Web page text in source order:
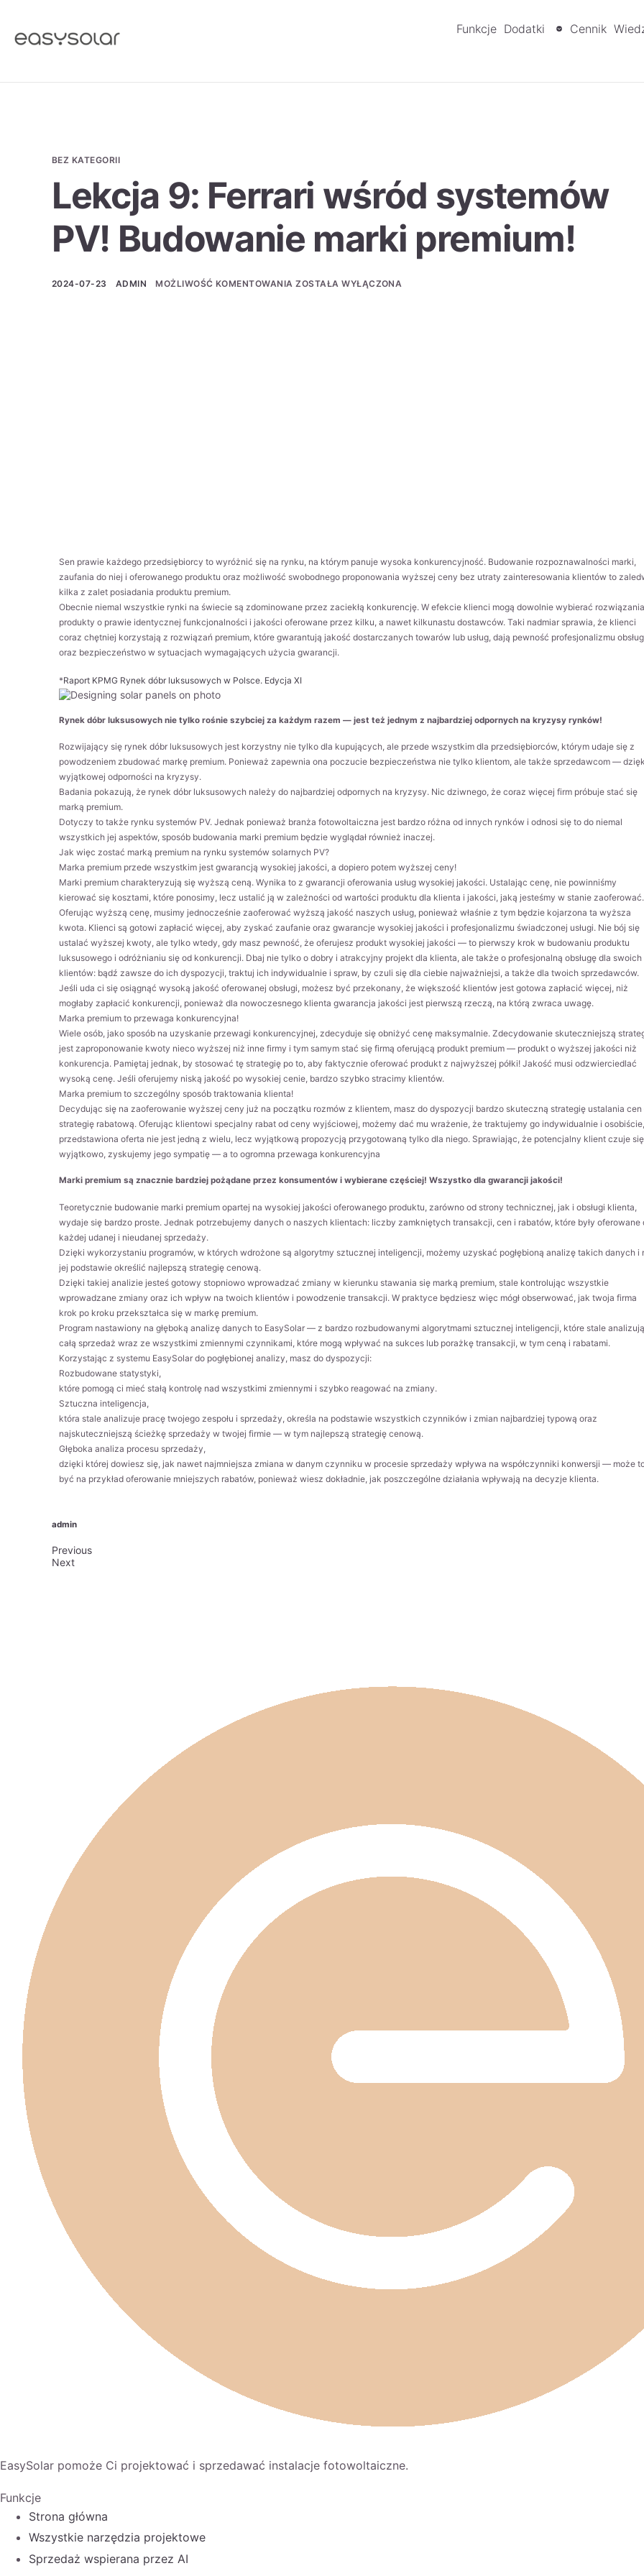
Funkcje Dodatki Cennik
BEZ KATEGORII
Lekcja 9: Ferrari wśród systemów
PV! Budowanie marki premium!
2024-07-23 ADMIN MOŻLIWOŚĆ KOMENTOWANIAZOSTAŁA WYŁĄCZONA
Sen prawie każdego przedsiębiorcy to wyróżnić się na rynku, na którym panuje wysoka konkurencyjność. Budowanie rozpoznawalności marki,
zaufania do niej i oferowanego produktu oraz możliwość swobodnego proponowania wyższej ceny bez utraty zainteresowania klientów to
kilka z zalet posiadania produktu premium.
Obecnie niemal wszystkie rynki na świecie są zdominowane przez zaciekłą konkurencję. W efekcie klienci mogą dowolnie wybierać
produkty o prawie identycznej funkcjonalności i jakości oferowane przez kilku, a nawet kilkunastu dostawców. Taki nadmiar sprawia, że klienci
coraz chętniej korzystają z rozwiązań premium, które gwarantują jakość dostarczanych towarów lub usług, dają pewność profesjonalizmu
oraz bezpieczeństwo w sytuacjach wymagających użycia gwarancji.
*Raport KPMG Rynek dóbr luksusowych w Polsce. Edycja XI
Rynek dóbr luksusowych nie tylko rośnie szybciej za każdym razem — jest też jednym z najbardziej odpornych na kryzysy rynków!
Rozwijający się rynek dóbr luksusowych jest korzystny nie tylko dla kupujących, ale przede wszystkim dla przedsiębiorców, którym udaje się z
powodzeniem zbudować markę premium. Ponieważ zapewnia ona poczucie bezpieczeństwa nie tylko klientom, ale także sprzedawcom —
wyjątkowej odporności na kryzysy.
Badania pokazują, że rynek dóbr luksusowych należy do najbardziej odpornych na kryzysy. Nic dziwnego, że coraz więcej firm próbuje stać się
marką premium.
Dotyczy to także rynku systemów PV. Jednak ponieważ branża fotowoltaiczna jest bardzo różna od innych rynków i odnosi się to do niemal
wszystkich jej aspektów, sposób budowania marki premium będzie wyglądał również inaczej.
Jak więc zostać marką premium na rynku systemów solarnych PV?
Marka premium przede wszystkim jest gwarancją wysokiej jakości, a dopiero potem wyższej ceny!
Marki premium charakteryzują się wyższą ceną. Wynika to z gwarancji oferowania usług wysokiej jakości. Ustalając cenę, nie powinniśmy
kierować się kosztami, które ponosimy, lecz ustalić ją w zależności od wartości produktu dla klienta i jakości, jaką jesteśmy w stanie zaoferować.
Oferując wyższą cenę, musimy jednocześnie zaoferować wyższą jakość naszych usług, ponieważ właśnie z tym będzie kojarzona ta wyższa
kwota. Klienci są gotowi zapłacić więcej, aby zyskać zaufanie oraz gwarancje wysokiej jakości i profesjonalizmu świadczonej usługi. Nie bój się
ustalać wyższej kwoty, ale tylko wtedy, gdy masz pewność, że oferujesz produkt wysokiej jakości — to pierwszy krok w budowaniu produktu
luksusowego i odróżnianiu się od konkurencji. Dbaj nie tylko o dobry i atrakcyjny projekt dla klienta, ale także o profesjonalną obsługę dla swoich
klientów: bądź zawsze do ich dyspozycji, traktuj ich indywidualnie i spraw, by czuli się dla ciebie najważniejsi, a także dla twoich sprzedawców.
Jeśli uda ci się osiągnąć wysoką jakość oferowanej obsługi, możesz być przekonany, że większość klientów jest gotowa zapłacić więcej, niż
mogłaby zapłacić konkurencji, ponieważ dla nowoczesnego klienta gwarancja jakości jest pierwszą rzeczą, na którą zwraca uwagę.
Marka premium to przewaga konkurencyjna!
Wiele osób, jako sposób na uzyskanie przewagi konkurencyjnej, zdecyduje się obniżyć cenę maksymalnie. Zdecydowanie skuteczniejszą
jest zaproponowanie kwoty nieco wyższej niż inne firmy i tym samym stać się firmą oferującą produkt premium — produkt o wyższej jakości niż
konkurencja. Pamiętaj jednak, by stosować tę strategię po to, aby faktycznie oferować produkt z najwyższej półki! Jakość musi odzwierciedlać
wysoką cenę. Jeśli oferujemy niską jakość po wysokiej cenie, bardzo szybko stracimy klientów.
Marka premium to szczególny sposób traktowania klienta!
Decydując się na zaoferowanie wyższej ceny już na początku rozmów z klientem, masz do dyspozycji bardzo skuteczną strategię ustalania
strategię rabatową. Oferując klientowi specjalny rabat od ceny wyjściowej, możemy dać mu wrażenie, że traktujemy go indywidualnie i
przedstawiona oferta nie jest jedną z wielu, lecz wyjątkową propozycją przygotowaną tylko dla niego. Sprawiając, że potencjalny klient czuje się
wyjątkowo, zyskujemy jego sympatię — a to ogromna przewaga konkurencyjna
Marki premium są znacznie bardziej pożądane przez konsumentów i wybierane częściej! Wszystko dla gwarancji jakości!
Teoretycznie budowanie marki premium opartej na wysokiej jakości oferowanego produktu, zarówno od strony technicznej, jak i obsługi klienta,
wydaje się bardzo proste. Jednak potrzebujemy danych o naszych klientach: liczby zamkniętych transakcji, cen i rabatów, które były oferowane
każdej udanej i nieudanej sprzedaży.
Dzięki wykorzystaniu programów, w których wdrożone są algorytmy sztucznej inteligencji, możemy uzyskać pogłębioną analizę takich danych i
jej podstawie określić najlepszą strategię cenową.
Dzięki takiej analizie jesteś gotowy stopniowo wprowadzać zmiany w kierunku stawania się marką premium, stale kontrolując wszystkie
wprowadzane zmiany oraz ich wpływ na twoich klientów i powodzenie transakcji. W praktyce będziesz więc mógł obserwować, jak twoja firma
krok po kroku przekształca się w markę premium.
Program nastawiony na głęboką analizę danych to EasySolar — z bardzo rozbudowanymi algorytmami sztucznej inteligencji, które stale analizują
całą sprzedaż wraz ze wszystkimi zmiennymi czynnikami, które mogą wpływać na sukces lub porażkę transakcji, w tym ceną i rabatami.
Korzystając z systemu EasySolar do pogłębionej analizy, masz do dyspozycji:
Rozbudowane statystyki,
które pomogą ci mieć stałą kontrolę nad wszystkimi zmiennymi i szybko reagować na zmiany.
Sztuczna inteligencja,
która stale analizuje pracę twojego zespołu i sprzedaży, określa na podstawie wszystkich czynników i zmian najbardziej typową oraz
najskuteczniejszą ścieżkę sprzedaży w twojej firmie — w tym najlepszą strategię cenową.
Głęboka analiza procesu sprzedaży,
dzięki której dowiesz się, jak nawet najmniejsza zmiana w danym czynniku w procesie sprzedaży wpływa na współczynniki konwersji — może
być na przykład oferowanie mniejszych rabatów, ponieważ wiesz dokładnie, jak poszczególne działania wpływają na decyzje klienta.
admin
Previous
Next
EasySolar pomoże Ci projektować i sprzedawać instalacje fotowoltaiczne.
Funkcje
Strona główna
Wszystkie narzędzia projektowe
Sprzedaż wspierana przez AI